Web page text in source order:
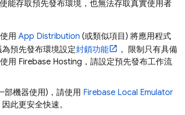
能存取預先發布環境，也無法存取真實使用者
用 App Distribution (或類似項目) 將應用程式
預先發布環境設定封鎖功能
， 限制只有具備
用 Firebase Hosting ，請設定預先發布工作流
部機器使用)，請使用 Firebase Local Emulator
此更安全快速。